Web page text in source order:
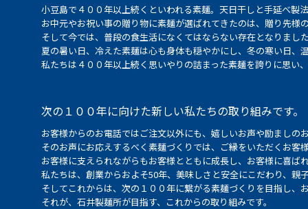
小豆島で４００年以上続くといわれる素麺。天日干しと手延べ
お中元やお祝い事の贈り物に素麺が選ばれてきたのは、贈り先
そして今では、普段の食生活になくてはならない存在となりまし
夏の暑い日、冷えた素麺は心も身体も穏やかにし、冬の寒い日
私たちは４００年以上続く思いやりの詰まった素麺を誇りに思
次の１００年に向けた新しい私たちの取り組みです。
お客様からのお電話ではご注文以外にも、嬉しいお声や励まし
そのお声にお応えするべく素麺づくりでは、ご縁をいただくお
お客様に支えられながらもお客様とともに成長し、お客様に喜ば
私たちは、創業からおよそ50年、美味しさと安全にこだわり、
そしてこれからは、次の１００年に繋がる素麺づくりを目指し
それが、石井製麺所が目指す、これからの取り組みです。